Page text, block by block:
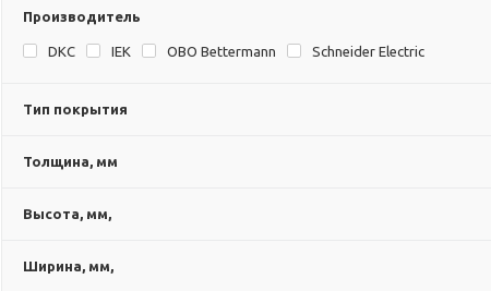
Производитель
DKC IEK OBO Bettermann Schneider Electric
Тип покрытия
Толщина, мм
Высота, мм,
Ширина, мм,